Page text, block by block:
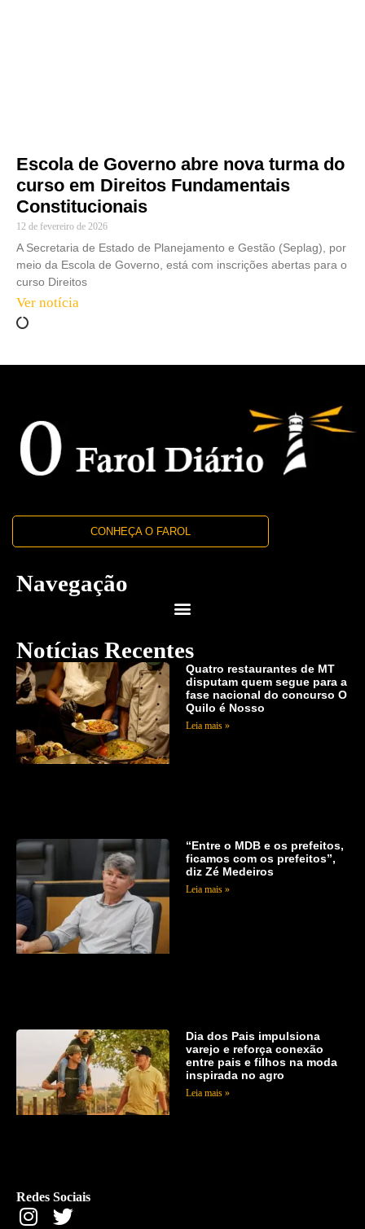
Escola de Governo abre nova turma do
curso em Direitos Fundamentais
Constitucionais
12 de fevereiro de 2026
A Secretaria de Estado de Planejamento e Gestão (Seplag), por
meio da Escola de Governo, está com inscrições abertas para o
curso Direitos
Ver notícia
CONHEÇA O FAROL
Navegação
Notícias Recentes
Quatro restaurantes de MT
disputam quem segue para a
fase nacional do concurso O
Quilo é Nosso
Leia mais »
“Entre o MDB e os prefeitos,
ficamos com os prefeitos”,
diz Zé Medeiros
Leia mais »
Dia dos Pais impulsiona
varejo e reforça conexão
entre pais e filhos na moda
inspirada no agro
Leia mais »
Redes Sociais